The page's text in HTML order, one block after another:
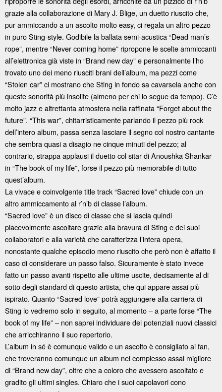
grazie alla collaborazione di Mary J. Blige, un duetto riuscito che,
pur ammiccando a un ascolto molto easy, ci regala un altro pezzo
in puro Sting-style. Godibile la ballata semi-acustica “Dead man’s
rope”, mentre “Never coming home” ripropone le scelte ammiccanti
all’elettronica già viste in “Brand new day” e personalmente l’ho
trovato uno dei meno riusciti brani dell’album, ma pezzi come
“Stolen car” ci mostrano che Sting in fondo sa cavarsela anche con
queste sonorità più insolite (almeno per chi lo segue da tempo). C’è
molto jazz e altrettanta atmosfera nella raffinata “Forget about the
future”. “This war”, chitarristicamente parlando il pezzo più rock
dell’intero album, passa senza lasciare il segno col nostro cantante
che sembra quasi a disagio ne cinque minuti del pezzo; al
contrario, strappa applausi il duetto col sitar di Anoushka Shankar
in “The book of my life”, forse il pezzo più memorabile di tutto
quest’album.
La vivace e coinvolgente title track “Sacred love” chiude con un
altro ammiccamento al r’n’b di classe l’album.
“Sacred love” è un disco di classe che si lascia quindi
piacevolmente ascoltare grazie alla bravura di Sting e dei suoi
collaboratori e alla varietà che caratterizza l’intera opera,
nonostante qualche episodio meno riuscito che però non è affatto il
caso di considerare un passo falso. Sicuramente è stato invece
fatto un passo avanti rispetto alle ultime uscite, decisamente al di
sotto degli standard di questo artista, che qui appare assai più
ispirato. Quanto “Sacred love” potrà aggiungere alla carriera di
Sting lo vedremo solo in seguito, al momento – a parte forse “The
book of my life” – non saprei individuare dei potenziali nuovi classici
che arricchiranno il suo repertorio.
L’album in sé è comunque valido e un ascolto è consigliato ai fan,
che troveranno comunque un album nel complesso assai migliore
di “Brand new day”, oltre che a coloro che avessero ascoltato e
gradito gli ultimi singles. Chiaro che i suoi capolavori cono